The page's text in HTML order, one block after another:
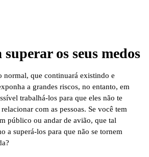
os seus medos
normal, que continuará existindo e
a grandes riscos, no entanto, em
trabalhá-los para que eles não te
com as pessoas. Se você tem
público ou andar de avião, que tal
a superá-los para que não se tornem